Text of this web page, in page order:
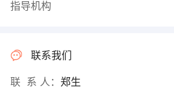
指导机构
联系我们
联 系 人： 郑生